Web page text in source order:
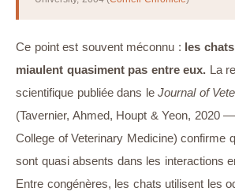
Ce point est souvent méconnu : les
miaulent quasiment pas entre eux. La
scientifique publiée dans le Journal of
(Tavernier, Ahmed, Houpt & Yeon, 2020
College of Veterinary Medicine) confirme
sont quasi absents dans les interactions
Entre congénères, les chats utilisent les